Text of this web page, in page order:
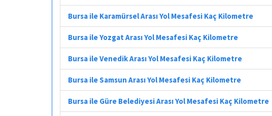
Bursa ile Karamürsel Arası Yol Mesafesi Kaç Kilometre
Bursa ile Yozgat Arası Yol Mesafesi Kaç Kilometre
Bursa ile Venedik Arası Yol Mesafesi Kaç Kilometre
Bursa ile Samsun Arası Yol Mesafesi Kaç Kilometre
Bursa ile Güre Belediyesi Arası Yol Mesafesi Kaç Kilometre